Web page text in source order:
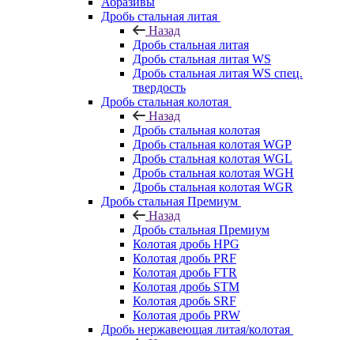
Дробь стальная литая
Назад
Дробь стальная литая
Дробь стальная литая WS
Дробь стальная литая WS спец.
твердость
Дробь стальная колотая
Назад
Дробь стальная колотая
Дробь стальная колотая WGP
Дробь стальная колотая WGL
Дробь стальная колотая WGH
Дробь стальная колотая WGR
Дробь стальная Премиум
Назад
Дробь стальная Премиум
Колотая дробь HPG
Колотая дробь PRF
Колотая дробь FTR
Колотая дробь STM
Колотая дробь SRF
Колотая дробь PRW
Дробь нержавеющая литая/колотая